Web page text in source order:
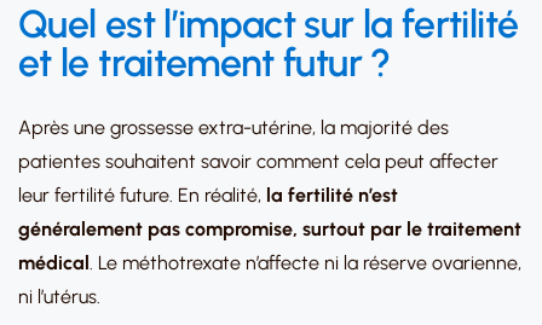
Quel est l’impact sur la fertilité
et le traitement futur ?
Après une grossesse extra-utérine, la majorité des
patientes souhaitent savoir comment cela peut affecter
leur fertilité future. En réalité, la fertilité n’est
généralement pas compromise, surtout par le traitement
médical. Le méthotrexate n’affecte ni la réserve ovarienne,
ni l’utérus.